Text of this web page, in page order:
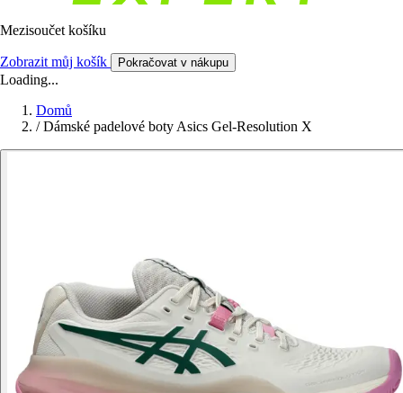
Mezisoučet košíku
Zobrazit můj košík Pokračovat v nákupu
Loading...
Domů
/ Dámské padelové boty Asics Gel-Resolution X